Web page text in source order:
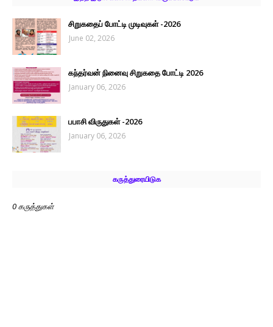
சிறுகதைப் போட்டி முடிவுகள் -2026
June 02, 2026
கந்தர்வன் நினைவு சிறுகதை போட்டி 2026
January 06, 2026
பபாசி விருதுகள் -2026
January 06, 2026
கருத்துரையிடுக
0 கருத்துகள்